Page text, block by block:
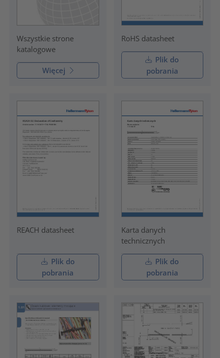
Wszystkie strone
katalogowe
Więcej
RoHS datasheet
Plik do
pobrania
REACH datasheet
Plik do
pobrania
Karta danych
technicznych
Plik do
pobrania